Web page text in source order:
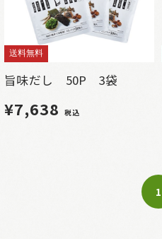
送料無料
旨味だし 50P 3袋
¥7,638 税込
1